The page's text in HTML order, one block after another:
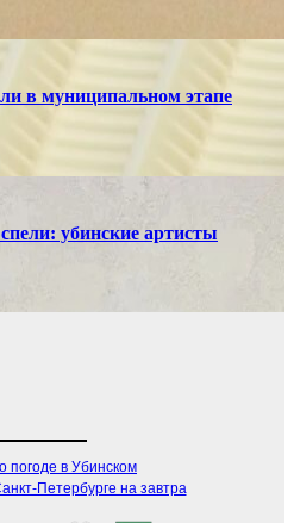
в муниципальном этапе
убинские артисты
погоде в Убинском
Петербурге на завтра